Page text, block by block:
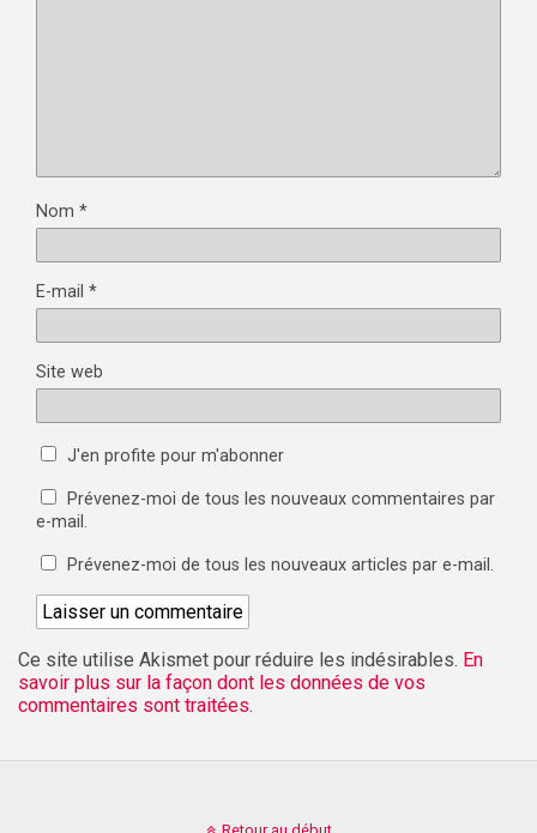
Nom *
E-mail *
Site web
J'en profite pour m'abonner
Prévenez-moi de tous les nouveaux commentaires par
e-mail.
Prévenez-moi de tous les nouveaux articles par e-mail.
Ce site utilise Akismet pour réduire les indésirables. En
savoir plus sur la façon dont les données de vos
commentaires sont traitées.